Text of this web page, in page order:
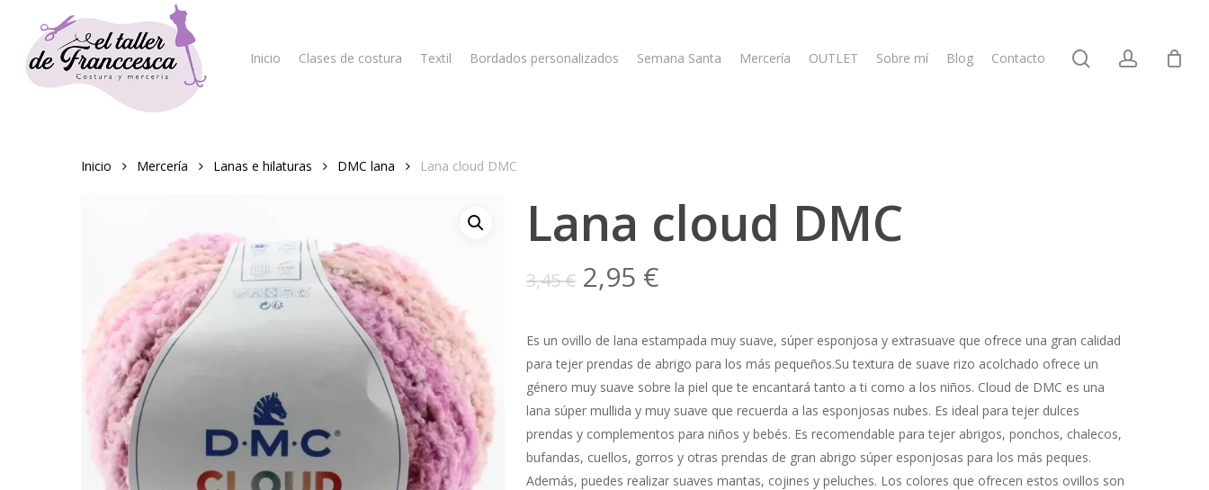
main
content
Hit enter to search or ESC to close
Inicio Clases de costura Textil Bordados personalizados Semana Santa Mercería OUTLET Sobre mí Blog Contacto searchaccount
Inicio Mercería Lanas e hilaturas DMC lana Lana cloud DMC
Lana cloud DMC
3,45€ El
precio
original
era:
3,45 €.
2,95 €El
actual
es:
2,95 €.
Es un ovillo de lana estampada muy suave, súper esponjosa y extrasuave que ofrece una gran calidad
para tejer prendas de abrigo para los más pequeños.Su textura de suave rizo acolchado ofrece un
género muy suave sobre la piel que te encantará tanto a ti como a los niños. Cloud de DMC es una
lana súper mullida y muy suave que recuerda a las esponjosas nubes. Es ideal para tejer dulces
prendas y complementos para niños y bebés. Es recomendable para tejer abrigos, ponchos, chalecos,
bufandas, cuellos, gorros y otras prendas de gran abrigo súper esponjosas para los más peques.
Además, puedes realizar suaves mantas, cojines y peluches. Los colores que ofrecen estos ovillos son